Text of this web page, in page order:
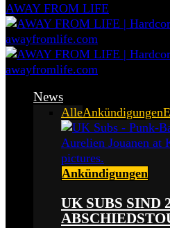
AWAY FROM LIFE
News
AlleAnkündigungen
Ankündigungen
UK SUBS SIND